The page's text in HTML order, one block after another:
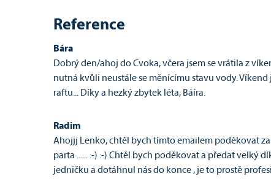
Reference
Bára
Dobrý den/ahoj do Cvoka, včera jsem se vrátila z
nutná kvůli neustále se měnícímu stavu vody.
raftu... Díky a hezký zbytek léta, Báíra.
Radim
Ahojjj Lenko, chtěl bych tí­mto emailem poděkovat
parta ...... :-) :-) Chtěl bych poděkovat a předat velký
jedničku a dotáhnul nás do konce , je to prostě